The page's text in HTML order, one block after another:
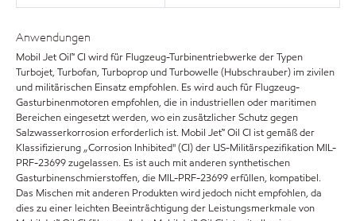
Anwendungen
Mobil Jet Oil™ CI wird für Flugzeug-Turbinentriebwerke der Typen
Turbojet, Turbofan, Turboprop und Turbowelle (Hubschrauber) im zivilen
und militärischen Einsatz empfohlen. Es wird auch für Flugzeug-
Gasturbinenmotoren empfohlen, die in industriellen oder maritimen
Bereichen eingesetzt werden, wo ein zusätzlicher Schutz gegen
Salzwasserkorrosion erforderlich ist. Mobil Jet™ Oil CI ist gemäß der
Klassifizierung „Corrosion Inhibited" (CI) der US-Militärspezifikation MIL-
PRF-23699 zugelassen. Es ist auch mit anderen synthetischen
Gasturbinenschmierstoffen, die MIL-PRF-23699 erfüllen, kompatibel.
Das Mischen mit anderen Produkten wird jedoch nicht empfohlen, da
dies zu einer leichten Beeinträchtigung der Leistungsmerkmale von